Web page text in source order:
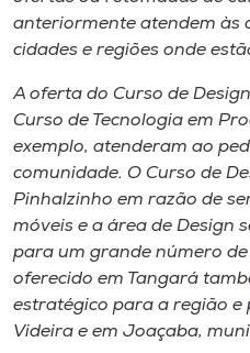
anteriormente atendem às
cidades e regiões onde
A oferta do Curso de
Curso de Tecnologia em
exemplo, atenderam ao
comunidade. O Curso de
Pinhalzinho em razão de
móveis e a área de Design
para um grande número
oferecido em Tangará
estratégico para a região e
Videira e em Joaçaba,